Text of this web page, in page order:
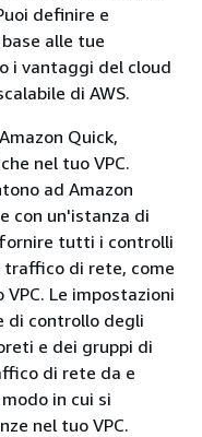
definire e
alle tue
i vantaggi del cloud
di AWS.
Quick,
nel tuo VPC.
ad Amazon
con un'istanza di
tutti i controlli
di rete, come
Le impostazioni
di controllo degli
e dei gruppi di
di rete da e
in cui si
nel tuo VPC.